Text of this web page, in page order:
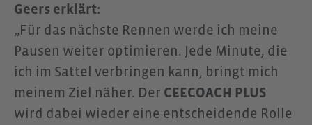
Geers erklärt:
„Für das nächste Rennen werde ich meine
Pausen weiter optimieren. Jede Minute, die
ich im Sattel verbringen kann, bringt mich
meinem Ziel näher. Der CEECOACH PLUS
wird dabei wieder eine entscheidende Rolle